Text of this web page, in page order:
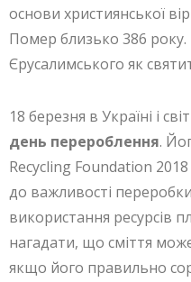
основи християнської
Помер близько 386
Єрусалимського як
18 березня в Україні і
день перероблення.
Recycling Foundation
до важливості
використання ресурсів
нагадати, що сміття
якщо його правильно